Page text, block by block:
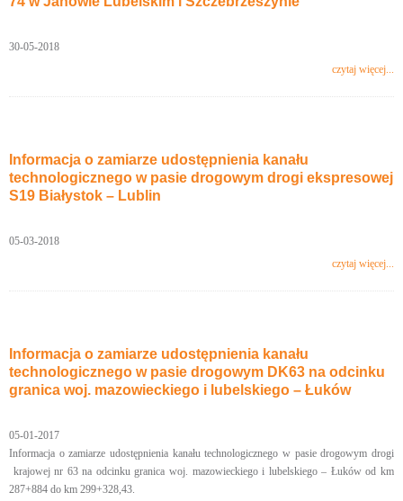
30-05-2018
czytaj więcej...
Informacja o zamiarze udostępnienia kanału
technologicznego w pasie drogowym drogi ekspresowej
S19 Białystok – Lublin
05-03-2018
czytaj więcej...
Informacja o zamiarze udostępnienia kanału
technologicznego w pasie drogowym DK63 na odcinku
granica woj. mazowieckiego i lubelskiego – Łuków
05-01-2017
Informacja o zamiarze udostępnienia kanału technologicznego w pasie drogowym drogi
krajowej nr 63 na odcinku granica woj. mazowieckiego i lubelskiego – Łuków od km
287+884 do km 299+328,43.